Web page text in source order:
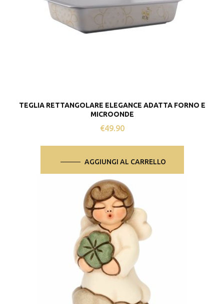
TEGLIA RETTANGOLARE ELEGANCE ADATTA FORNO E
MICROONDE
€49.90
AGGIUNGI AL CARRELLO